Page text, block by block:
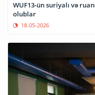
WUF13-ün suriyalı və
olublar
18-05-2026